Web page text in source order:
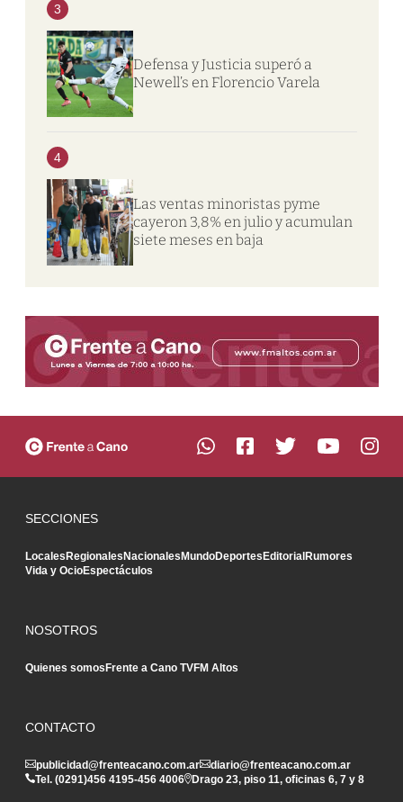
3
Defensa y Justicia superó a
Newell’s en Florencio Varela
4
Las ventas minoristas pyme
cayeron 3,8% en julio y acumulan
siete meses en baja
SECCIONES
LocalesRegionalesNacionalesMundoDeportesEditorialRumores
Vida y OcioEspectáculos
NOSOTROS
Quienes somosFrente a Cano TVFM Altos
CONTACTO
publicidad@frenteacano.com.ar
diario@frenteacano.com.ar
Tel. (0291)456 4195-456 4006 Drago 23, piso 11, oficinas 6, 7 y 8